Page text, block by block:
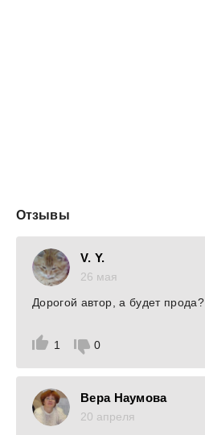
Отзывы
V. Y.
26 мая
1 0
Дорогой автор, а будет прода?
Вера Наумова
20 апреля